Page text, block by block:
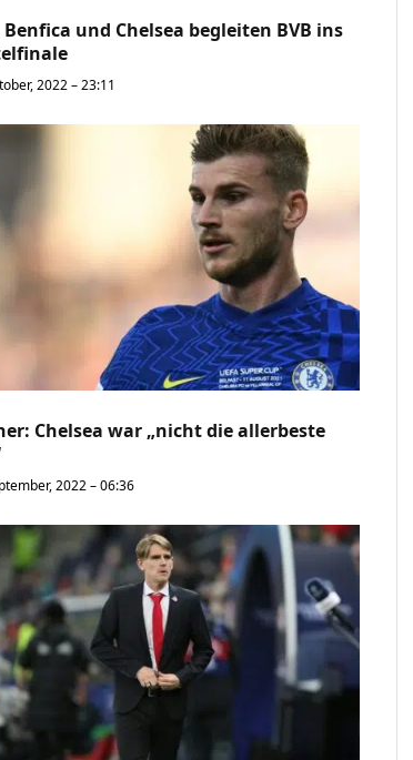
Benfica und Chelsea begleiten BVB ins
2022 – 23:11
Chelsea war „nicht die allerbeste
2022 – 06:36